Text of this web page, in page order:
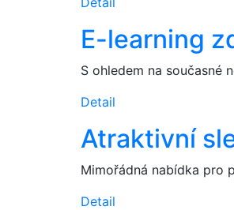
E-learning
S ohledem na současné
Detail
Atraktivní
Mimořádná nabídka pro
Detail